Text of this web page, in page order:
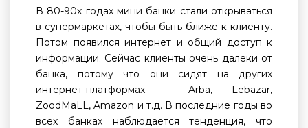
В 80-90х годах мини банки стали открываться
в супермаркетах, чтобы быть ближе к клиенту.
Потом появился интернет и общий доступ к
информации. Сейчас клиенты очень далеки от
банка, потому что они сидят на других
интернет-платформах – Arba, Lebazar,
ZoodMaLL, Amazon и т.д. В последние годы во
всех банках наблюдается тенденция, что